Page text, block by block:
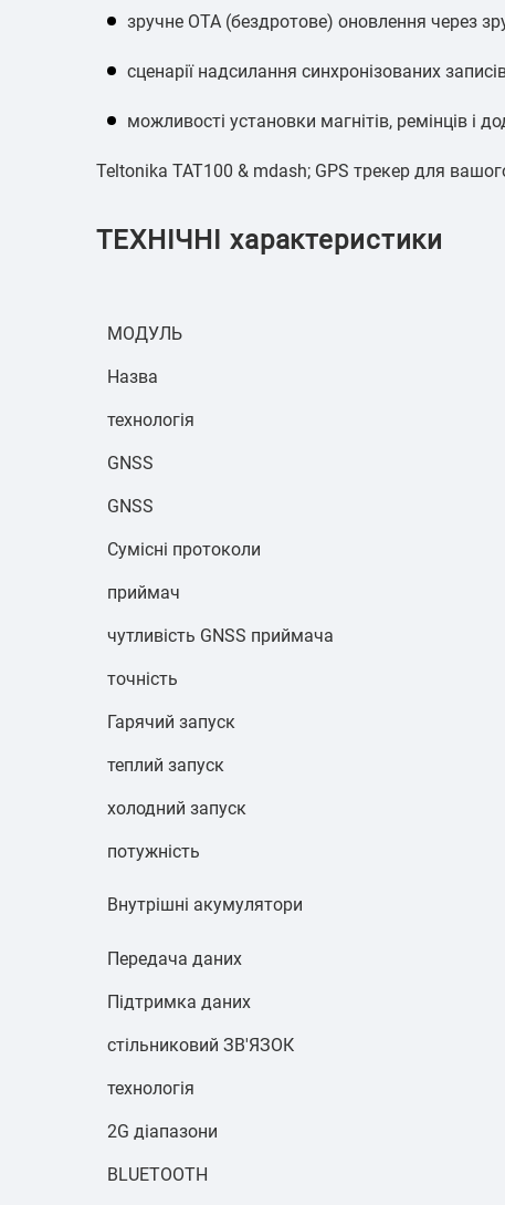
зручне OTA (бездротове) оновлення через
сценарії надсилання синхронізованих
можливості установки магнітів, ремінців і
Teltonika TAT100 & mdash; GPS трекер для
ТЕХНІЧНІ характеристики
МОДУЛЬ
Назва
технологія
GNSS
GNSS
Сумісні протоколи
приймач
чутливість GNSS приймача
точність
Гарячий запуск
теплий запуск
холодний запуск
потужність
Внутрішні акумулятори
Передача даних
Підтримка даних
стільниковий ЗВ'ЯЗОК
технологія
2G діапазони
BLUETOOTH